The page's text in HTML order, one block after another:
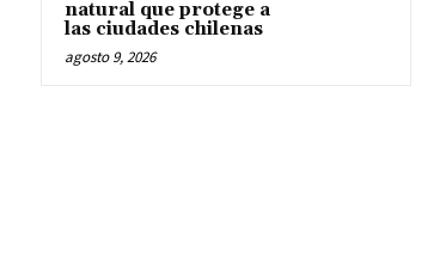
natural que protege a
las ciudades chilenas
agosto 9, 2026